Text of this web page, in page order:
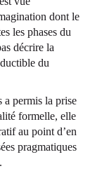
dont le
les phases du
décrire la
du
a permis la prise
formelle, elle
au point d’en
pragmatiques